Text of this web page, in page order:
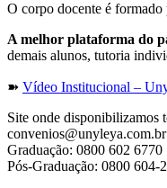
O corpo docente é formado
A melhor plataforma do
demais alunos, tutoria
➽ Vídeo Institucional –
Site onde disponibilizamos
convenios@unyleya.com.br
Graduação: 0800 602 6770
Pós-Graduação: 0800 604-